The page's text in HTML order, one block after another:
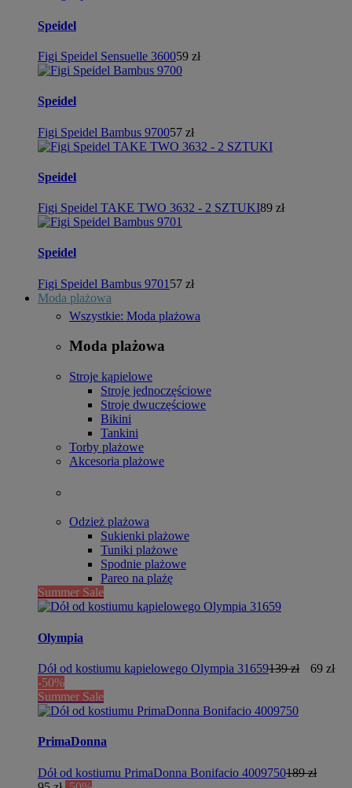
Speidel
Figi Speidel Sensuelle 360059 zł
Speidel
Figi Speidel Bambus 970057 zł
Speidel
Figi Speidel TAKE TWO 3632 - 2 SZTUKI89 zł
Speidel
Figi Speidel Bambus 9701 57 zł
Moda plażowa
Wszystkie: Moda plażowa
Moda plażowa
Stroje kąpielowe
Stroje jednoczęściowe
Stroje dwuczęściowe
Bikini
Tankini
Torby plażowe
Akcesoria plażowe
Odzież plażowa
Sukienki plażowe
Tuniki plażowe
Spodnie plażowe
Pareo na plażę
Summer Sale
Olympia
Dół od kostiumu kąpielowego Olympia 31659139 zł
69 zł
-50%
Summer Sale
PrimaDonna
Dół od kostiumu PrimaDonna Bonifacio 4009750189 zł